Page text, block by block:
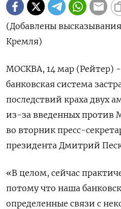
(Добавлены
Кремля)
МОСКВА, 14 мар (Рейтер) -
банковская система
последствий краха двух
из-за введенных против
во вторник пресс-
президента Дмитрий
«В целом, сейчас
потому что наша
определенные связи с